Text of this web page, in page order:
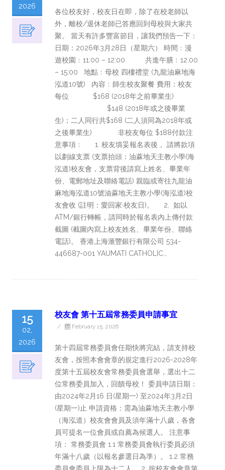
2026
各位校友好，校友日在即，除了在校老師以
外，離校/退休老師已答應回到母校與大家共
聚。 當天有許多豐富節目，讓我們預告一下：
日期：2026年3月28日（星期六） 時間﹕漫
遊校園﹕11:00 – 12:00 共進午膳﹕12:00
– 15:00 地點﹕母校 四樓禮堂 (九龍油麻地海
泓道10號) 內容﹕師生校友聚餐 費用：校友
每位 $168 (2018年之前畢業生)
$148 (2018年或之後畢業
生)；二人同行共$168 (二人須同為2018年或
之後畢業生) 非校友每位 $188付款注
意事項﹕ 1. 校友填妥報名表後， 請將款項
以劃線支票 (支票抬頭：油蔴地天主教小學(海
泓道)校友會，支票背後請寫上姓名、畢業年
份、電郵地址及聯絡電話) 親臨或寄往九龍油
麻地海泓道10號油蔴地天主教小學(海泓道)校
友會收 (註明：愛回家·校友日)。 2. 如以
ATM/銀行轉帳，請同時於報名表內上傳付款
截圖 (截圖內寫上校友姓名、畢業年份、聯絡
電話)。 香港上海滙豐銀行有限公司 534-
446687-001 YAUMATI CATHOLIC…
15
02,
2026
校友會 第十五屆常務委員申請事宜
/ February 15, 2026
第十四屆常務委員會任期快將完結，請支持校
友會，按照本會會章的規定進行2026-2028年
度第十五屆校友會常務委員會選舉，選出十二
位常務委員加入，回饋母校！ 委員申請日期：
由2024年2月16 日(星期一) 至2024年3月2日
(星期一)止 申請資格：需為油蔴地天主教小學
（海泓道）校友會會員及須年滿十八歲，各會
員可提名一位會員或自薦為候選人。 注意事
項： 常務委員會 1.1 常務委員會執行委員必須
年滿十八歲（以報名參選日為準）。 1.2 常務